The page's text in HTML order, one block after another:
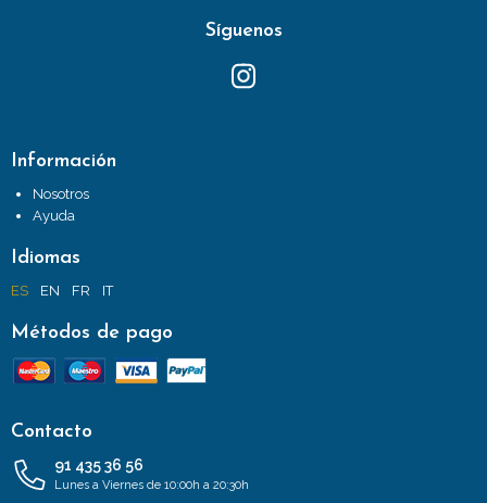
Síguenos
Información
Nosotros
Ayuda
Idiomas
ES EN FR IT
Métodos de pago
Contacto
91 435 36 56
Lunes a Viernes de 10:00h a 20:30h